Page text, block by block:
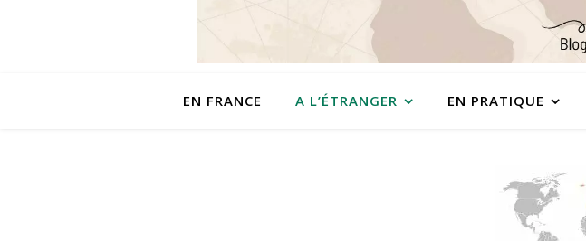
EN FRANCE A L’ÉTRANGER EN PRATIQUE